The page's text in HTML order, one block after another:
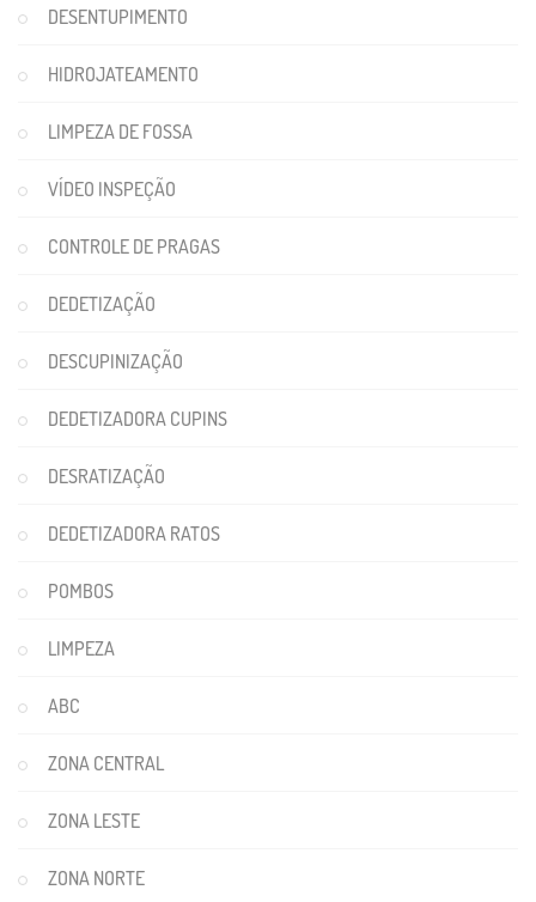
DESENTUPIMENTO
HIDROJATEAMENTO
LIMPEZA DE FOSSA
VÍDEO INSPEÇÃO
CONTROLE DE PRAGAS
DEDETIZAÇÃO
DESCUPINIZAÇÃO
DEDETIZADORA CUPINS
DESRATIZAÇÃO
DEDETIZADORA RATOS
POMBOS
LIMPEZA
ABC
ZONA CENTRAL
ZONA LESTE
ZONA NORTE